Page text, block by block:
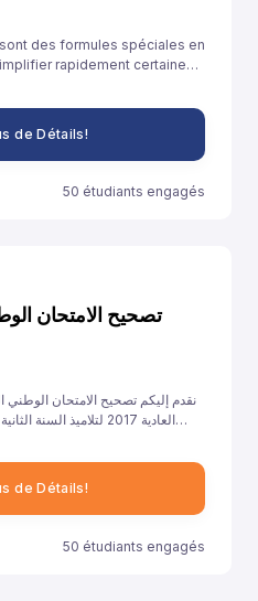
des formules spéciales en
rapidement certaines
des équations plus
de Détails!
50 étudiants engagés
تصحيح الامتحان
نقدم إليكم تصحيح الامتحان الوطني
العادية 2017 لتلاميذ
باكالوريا آداب على الاستعداد
de Détails!
50 étudiants engagés